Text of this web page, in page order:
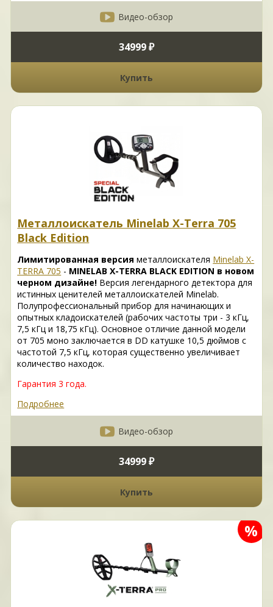
Видео-обзор
34999 ₽
Купить
Металлоискатель Minelab X-Terra 705
Black Edition
Лимитированная версия металлоискателя Minelab X-
TERRA 705 - MINELAB X-TERRA BLACK EDITION в новом
черном дизайне! Версия легендарного детектора для
истинных ценителей металлоискателей Minelab.
Полупрофессиональный прибор для начинающих и
опытных кладоискателей (рабочих частоты три - 3 кГц,
7,5 кГц и 18,75 кГц). Основное отличие данной модели
от 705 моно заключается в DD катушке 10,5 дюймов с
частотой 7,5 кГц, которая существенно увеличивает
количество находок.
Гарантия 3 года.
Подробнее
Видео-обзор
34999 ₽
Купить
%